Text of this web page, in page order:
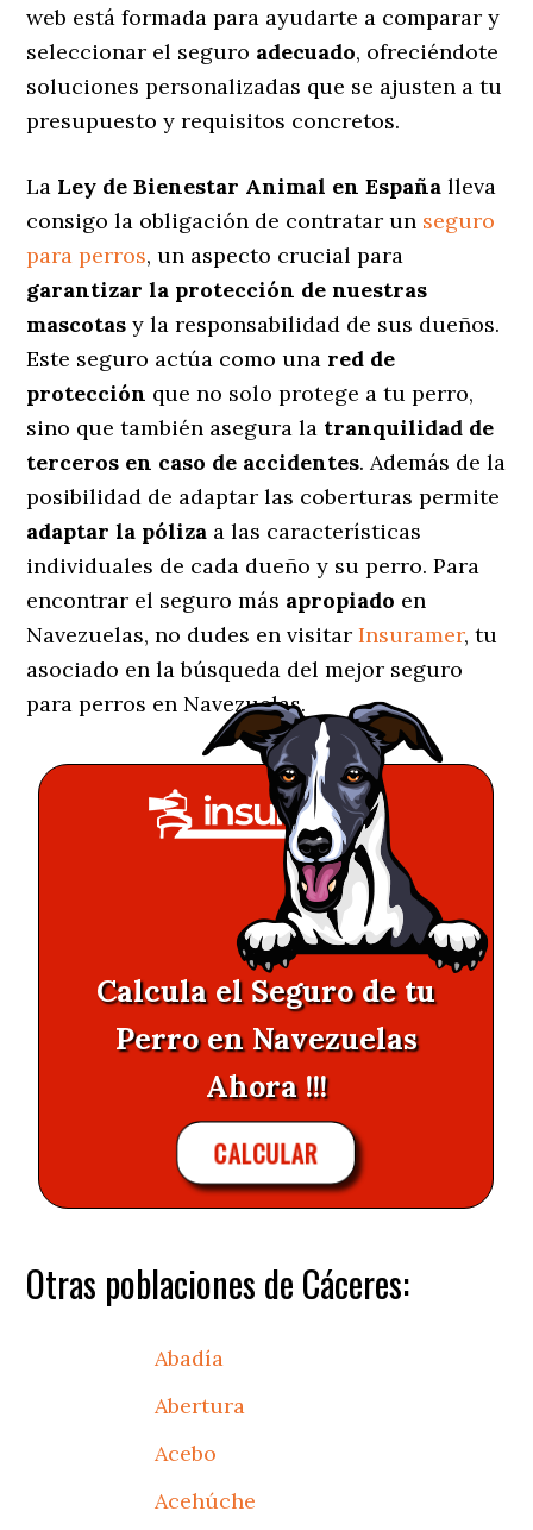
web está formada para ayudarte a comparar y
seleccionar el seguro adecuado, ofreciéndote
soluciones personalizadas que se ajusten a tu
presupuesto y requisitos concretos.
La Ley de Bienestar Animal en España lleva
consigo la obligación de contratar un seguro
para perros, un aspecto crucial para
garantizar la protección de nuestras
mascotas y la responsabilidad de sus dueños.
Este seguro actúa como una red de
protección que no solo protege a tu perro,
sino que también asegura la tranquilidad de
terceros en caso de accidentes. Además de la
posibilidad de adaptar las coberturas permite
adaptar la póliza a las características
individuales de cada dueño y su perro. Para
encontrar el seguro más apropiado en
Navezuelas, no dudes en visitarInsuramer, tu
asociado en la búsqueda del mejor seguro
para perros en Navezuelas.
Calcula el Seguro de tu
Perro en Navezuelas
Ahora !!!
CALCULAR
Otras poblaciones de Cáceres:
Abadía
Abertura
Acebo
Acehúche